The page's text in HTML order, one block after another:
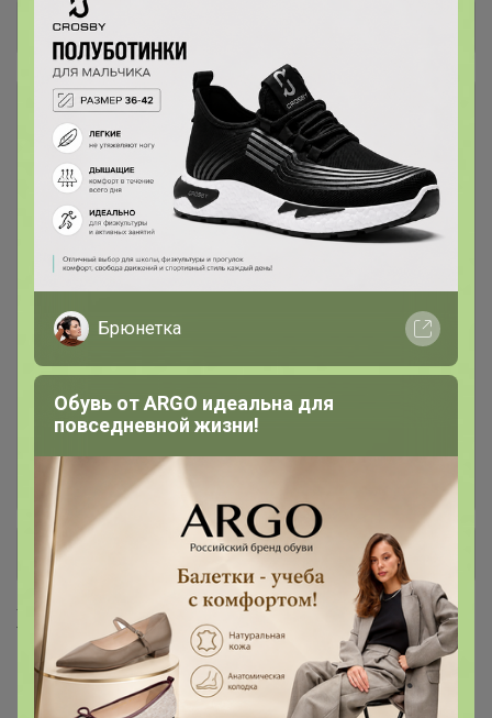
Общий каталог
*** КОФЕ В ЗЕРНАХ ***
### Личная передача ###
Консервация
Лапша, макароны, фунчоза 16
Масло кокосовое, оливковое,
кунжутное, фритюрное
Мука панировочная, сухари, 7
+ Ещё 28 каталогов
Хиты продаж
Брюнетка
Обувь от ARGO идеальна для
повседневной жизни!